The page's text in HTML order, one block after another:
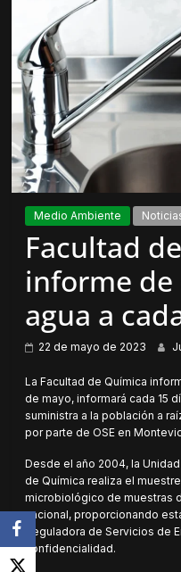
Medio Ambiente
Facultad
informe de
agua a
22 de mayo de 2023
La Facultad de Química
de mayo, informará cada 15
suministra a la población a
por parte de OSE en
Desde el año 2004, la
de Química realiza el
microbiológico de muestras
nacional, proporcionando
Reguladora de Servicios de
confidencialidad.